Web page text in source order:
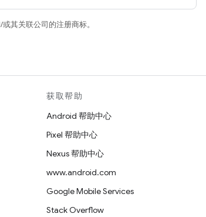
其关联公司的注册商标。
获取帮助
Android 帮助中心
Pixel 帮助中心
Nexus 帮助中心
www.android.com
Google Mobile Services
Stack Overflow